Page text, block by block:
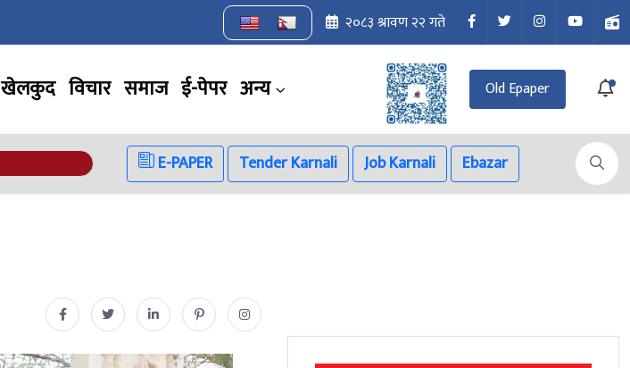
२०८३ श्रावण २२ गते
खेलकुद विचार समाज ई-पेपर अन्य Old Epaper
E-PAPER Tender Karnali Job Karnali Ebazar